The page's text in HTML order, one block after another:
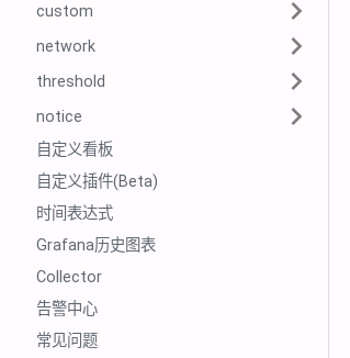
custom
network
threshold
notice
自定义看板
自定义插件(Beta)
时间表达式
Grafana历史图表
Collector
告警中心
常见问题